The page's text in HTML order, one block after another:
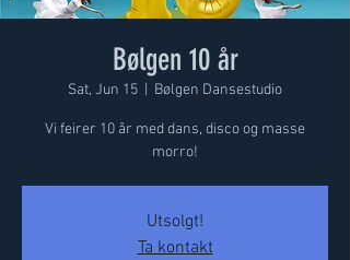
Bølgen 10 år
Sat, Jun 15 Bølgen Dansestudio
Vi feirer 10 år med dans, disco og masse
Utsolgt!
Ta kontakt